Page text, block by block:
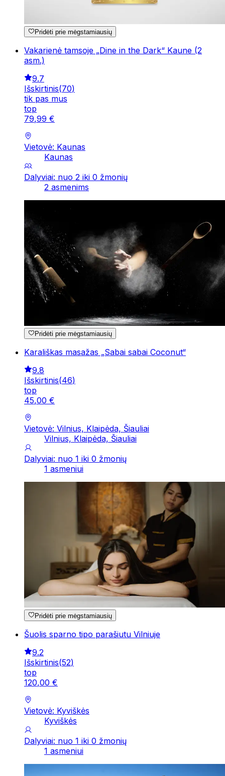
Pridėti prie mėgstamiausių
Vakarienė tamsoje „Dine in the Dark“ Kaune (2
asm.)
9.7
Išskirtinis(70)
tik pas mus
top
79,99 €
Vietovė: Kaunas
Kaunas
Dalyviai: nuo 2 iki 0 žmonių
2 asmenims
Pridėti prie mėgstamiausių
Karališkas masažas „Sabai sabai Coconut“
9.8
Išskirtinis(46)
top
45,00 €
Vietovė: Vilnius, Klaipėda, Šiauliai
Vilnius, Klaipėda, Šiauliai
Dalyviai: nuo 1 iki 0 žmonių
1 asmeniui
Pridėti prie mėgstamiausių
Šuolis sparno tipo parašiutu Vilniuje
9.2
Išskirtinis(52)
top
120,00 €
Vietovė: Kyviškės
Kyviškės
Dalyviai: nuo 1 iki 0 žmonių
1 asmeniui